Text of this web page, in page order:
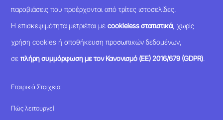
παραβιάσεις που προέρχονται από τρίτες ιστοσελίδες.
Η επισκεψιμότητα μετριέται μεcookieless στατιστικά, χωρίς
χρήση cookies ή αποθήκευση προσωπικών δεδομένων,
σεπλήρη συμμόρφωση με τον Κανονισμό (ΕΕ) 2016/679 (GDPR).
Εταιρικά Στοιχεία
Πώς λειτουργεί